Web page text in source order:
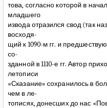
това, согласно которой в
младшего
извода отразился свод (так
восходя-
щий к 1090-м гг. и
со-
зданной в 1110-е гг. Автор
летописи
«Сказание» сохранилось в
чем в ле-
тописях, донесших до нас